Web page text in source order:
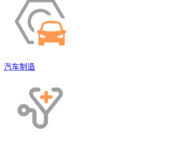
汽车制造